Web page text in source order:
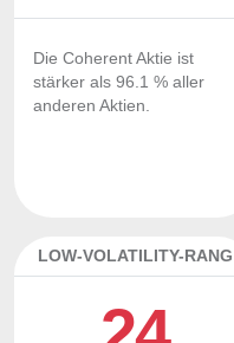
Die Coherent Aktie ist
stärker als 96.1 % aller
anderen Aktien.
LOW-VOLATILITY-RANG